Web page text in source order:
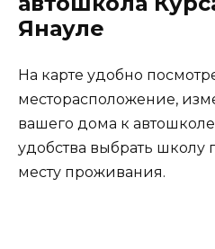
Янауле
На карте удобно
месторасположение,
вашего дома к
удобства выбрать
месту проживания.